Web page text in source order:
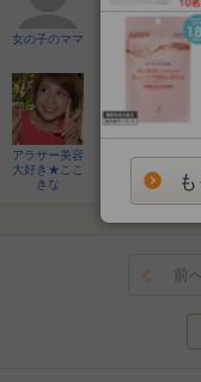
女の子のママ えりりん
アラサー美容
大好き★ここ
きな
ちーのおしゃ
れ大好きママ
前